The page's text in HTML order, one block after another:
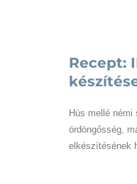
Recept:
Hús mellé
ördöngősség,
elkészítésének